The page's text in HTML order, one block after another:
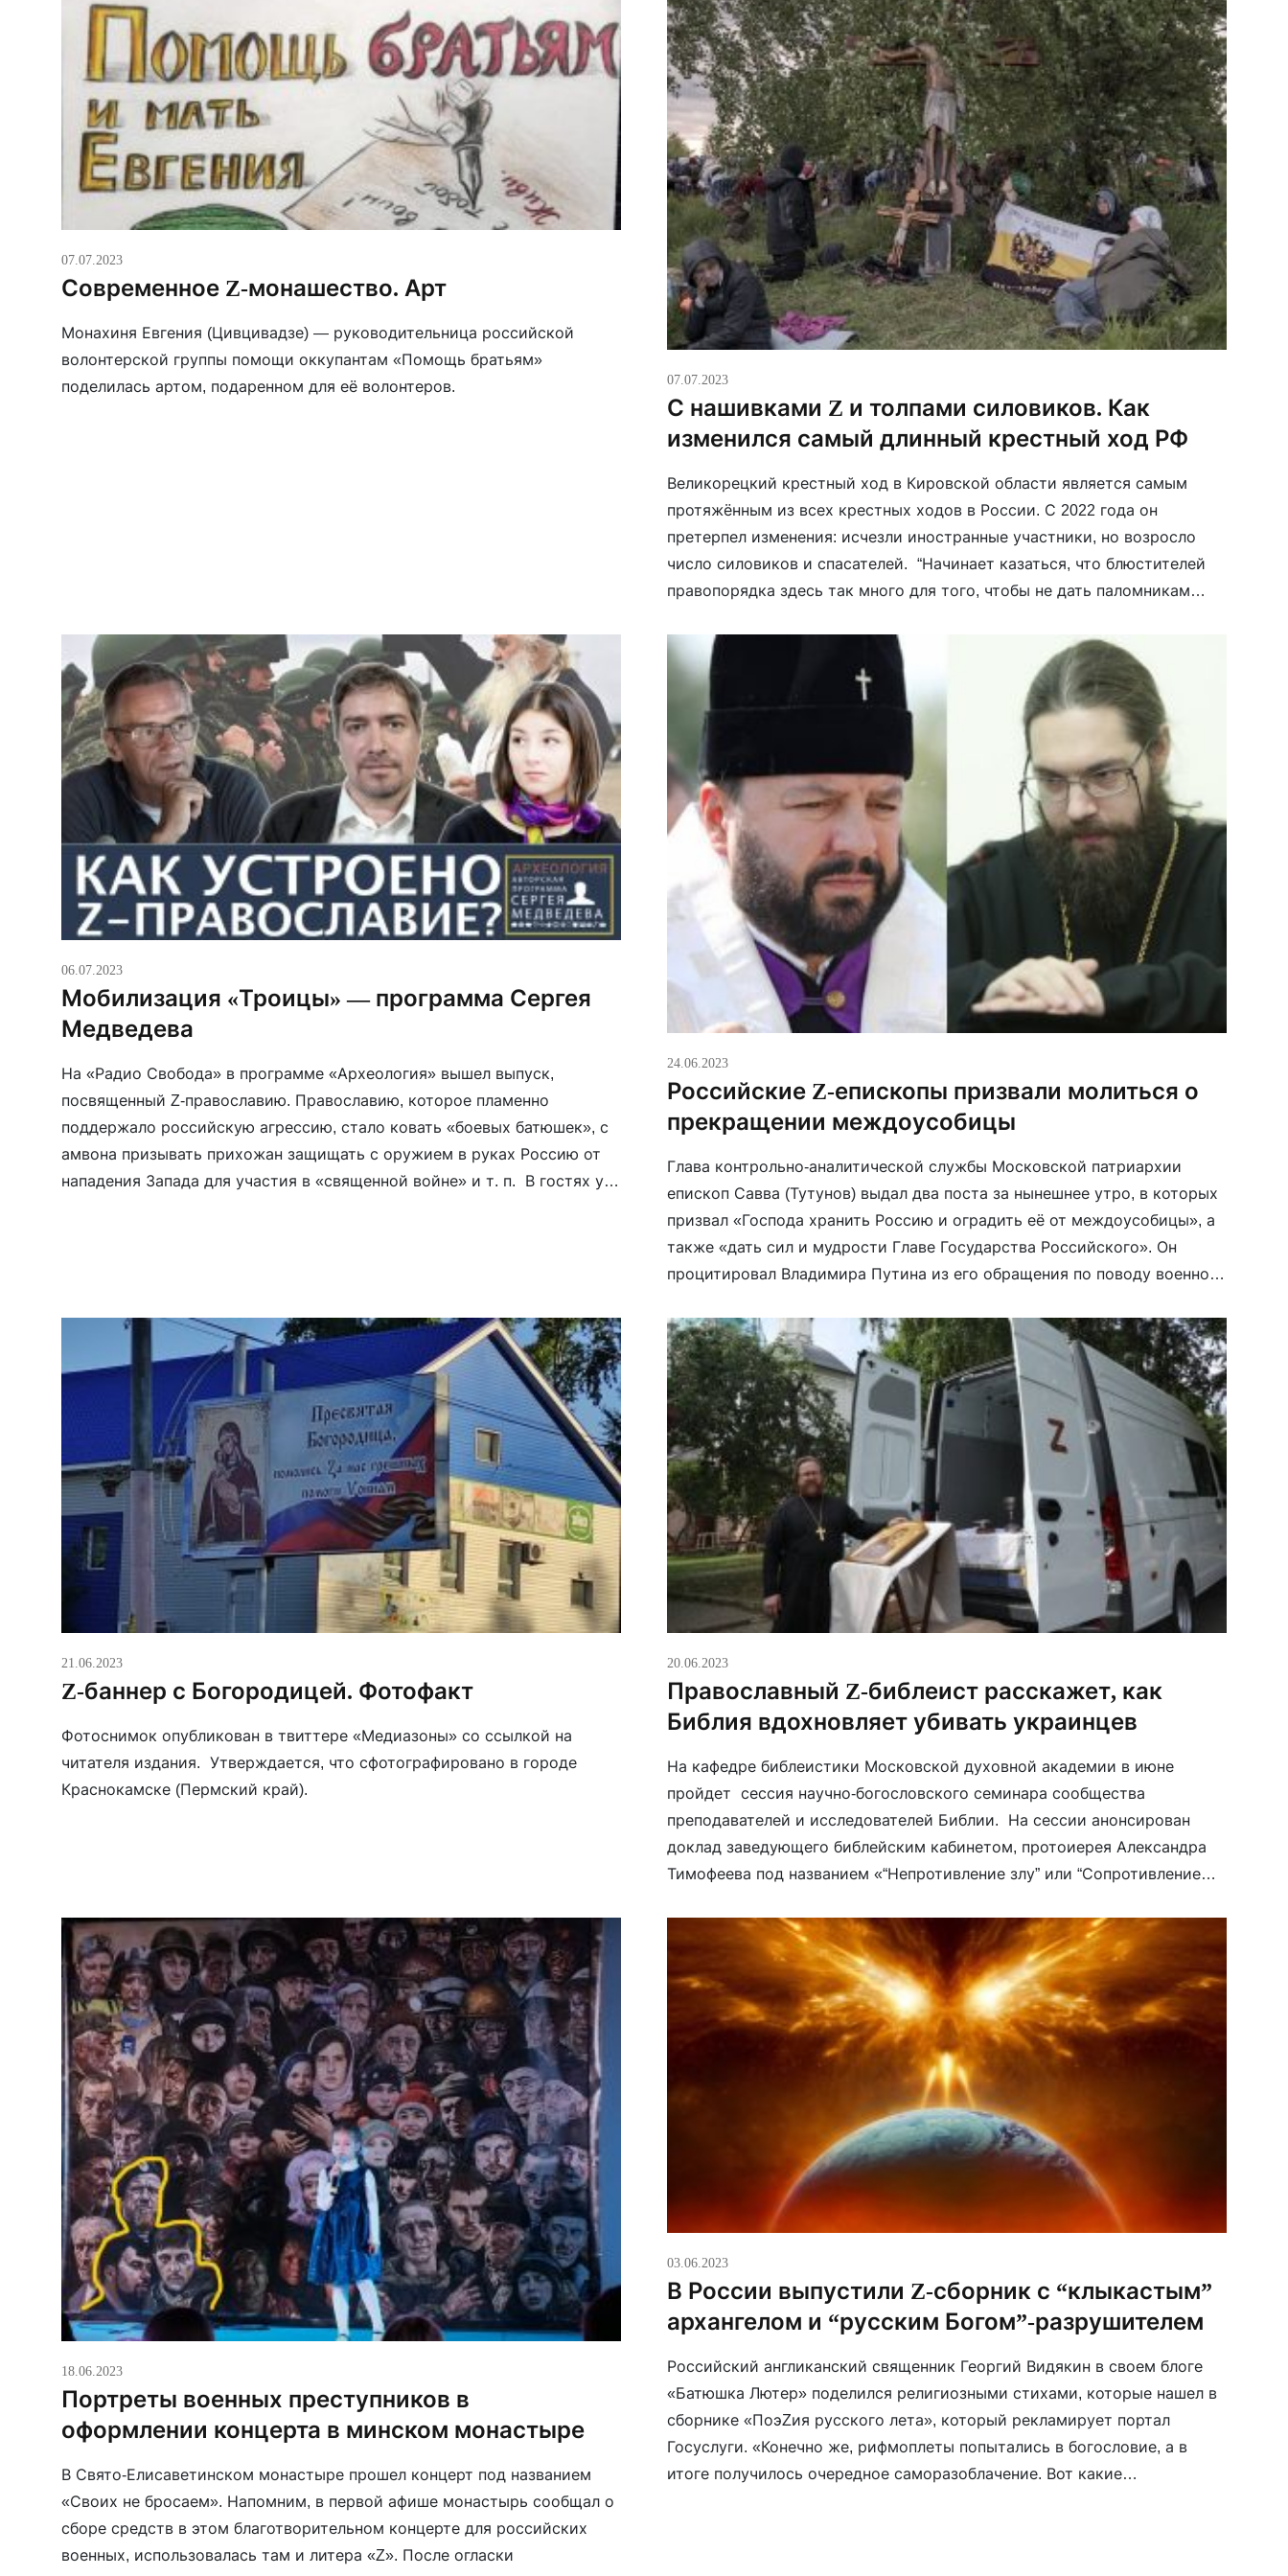
07.07.2023
Современное Z-монашество. Арт
Монахиня Евгения (Цивцивадзе) — руководительница российской
волонтерской группы помощи оккупантам «Помощь братьям»
поделилась артом, подаренном для её волонтеров.
07.07.2023
С нашивками Z и толпами силовиков. Как
изменился самый длинный крестный ход РФ
Великорецкий крестный ход в Кировской области является самым
протяжённым из всех крестных ходов в России. С 2022 года он
претерпел изменения: исчезли иностранные участники, но возросло
число силовиков и спасателей. “Начинает казаться, что блюстителей
правопорядка здесь так много для того, чтобы не дать паломникам
Особую […]
06.07.2023
Мобилизация «Троицы» — программа Сергея
Медведева
На «Радио Свобода» в программе «Археология» вышел выпуск,
посвященный Z-православию. Православию, которое пламенно
поддержало российскую агрессию, стало ковать «боевых батюшек», с
амвона призывать прихожан защищать с оружием в руках Россию от
нападения Запада для участия в «священной войне» и т. п. В гостях у
24.06.2023
Российские Z-епископы призвали молиться о
прекращении междоусобицы
Глава контрольно-аналитической службы Московской патриархии
епископ Савва (Тутунов) выдал два поста за нынешнее утро, в которых
призвал «Господа хранить Россию и оградить её от междоусобицы», а
также «дать сил и мудрости Главе Государства Российского». Он
процитировал Владимира Путина из его обращения по поводу военного
Лишенный Александрийским патриархатом сана […]
21.06.2023
Z-баннер с Богородицей. Фотофакт
Фотоснимок опубликован в твиттере «Медиазоны» со ссылкой на
читателя издания. Утверждается, что сфотографировано в городе
Краснокамске (Пермский край).
20.06.2023
Православный Z-библеист расскажет, как
Библия вдохновляет убивать украинцев
На кафедре библеистики Московской духовной академии в июне
пройдет сессия научно-богословского семинара сообщества
преподавателей и исследователей Библии. На сессии анонсирован
доклад заведующего библейским кабинетом, протоиерея Александра
Тимофеева под названием «“Непротивление злу” или “Сопротивление
последнего столетия. От И. Ильина и Л. Толстого до СВО». Клирик
известен своей […]
18.06.2023
Портреты военных преступников в
оформлении концерта в минском монастыре
В Свято-Елисаветинском монастыре прошел концерт под названием
«Своих не бросаем». Напомним, в первой афише монастырь сообщал о
сборе средств в этом благотворительном концерте для российских
военных, использовалась там и литера «Z». После огласки
03.06.2023
В России выпустили Z-сборник с “клыкастым”
архангелом и “русским Богом”-разрушителем
Российский англиканский священник Георгий Видякин в своем блоге
«Батюшка Лютер» поделился религиозными стихами, которые нашел в
сборнике «ПоэZия русского лета», который рекламирует портал
Госуслуги. «Конечно же, рифмоплеты попытались в богословие, а в
итоге получилось очередное саморазоблачение. Вот какие